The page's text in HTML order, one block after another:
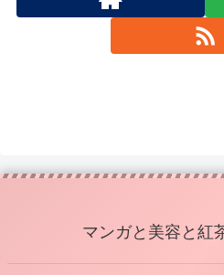
マンガと美容と紅